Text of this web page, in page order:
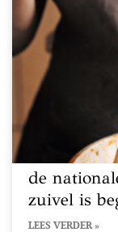
de
zuivel is
LEES VERDER »